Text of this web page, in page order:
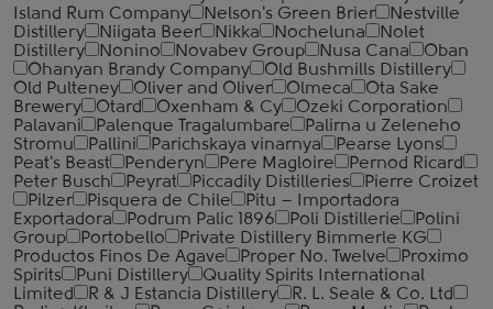
Island Rum Company
Nelson's Green Brier
Nestville
Distillery
Niigata Beer Nikka Nocheluna
Nolet
Distillery
Nonino Novabev Group Nusa Cana
Oban
Ohanyan Brandy Company
Old Bushmills Distillery
Old Pulteney
Oliver and Oliver Olmeca
Ota Sake
Brewery
Otard Oxenham & Cy
Ozeki Corporation
Palavani
Palenque Tragalumbare
Palirna u Zeleneho
Stromu
Pallini Parichskaya vinarnya
Pearse Lyons
Peat's Beast
Penderyn Pere Magloire
Pernod Ricard
Peter Busch
Peyrat Piccadily Distilleries
Pierre Croizet
Pilzer
Pisquera de Chile
Pitu – Importadora
Exportadora
Podrum Palic 1896 Poli Distillerie
Polini
Group
Portobello
Private Distillery Bimmerle KG
Productos Finos De Agave
Proper No. Twelve
Proximo
Spirits
Puni Distillery
Quality Spirits International
Limited
R & J Estancia Distillery
R. L. Seale & Co. Ltd